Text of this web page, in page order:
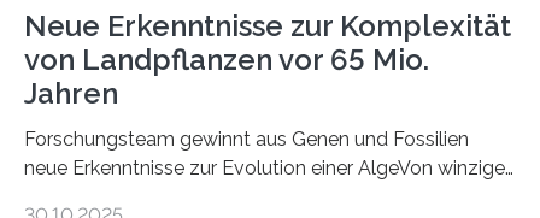
Neue Erkenntnisse zur Komplexität
von Landpflanzen vor 65 Mio.
Jahren
Forschungsteam gewinnt aus Genen und Fossilien
neue Erkenntnisse zur Evolution einer AlgeVon winzigen